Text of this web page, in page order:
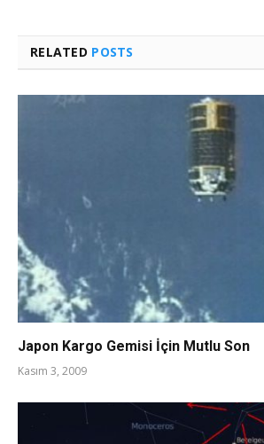
RELATED POSTS
Japon Kargo Gemisi İçin Mutlu Son
Kasım 3, 2009